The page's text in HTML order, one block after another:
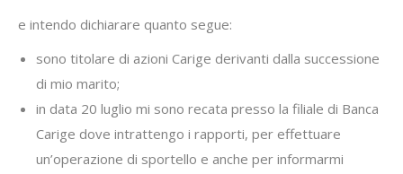
e intendo dichiarare quanto segue:
sono titolare di azioni Carige derivanti dalla successione
di mio marito;
in data 20 luglio mi sono recata presso la filiale di Banca
Carige dove intrattengo i rapporti, per effettuare
un’operazione di sportello e anche per informarmi